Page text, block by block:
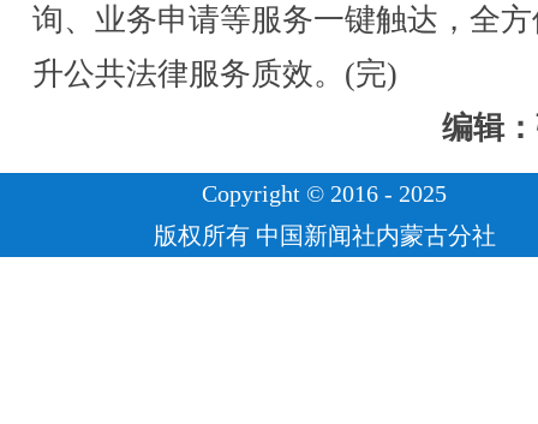
询、业务申请等服务一键触达，全
升公共法律服务质效。(完)
编辑
Copyright © 2016 - 2025
版权所有 中国新闻社内蒙古分社